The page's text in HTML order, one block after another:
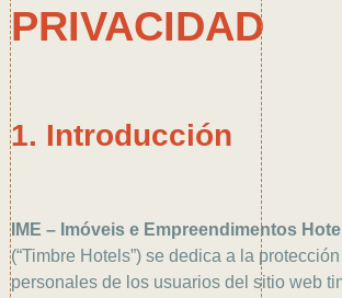
PRIVACIDAD
1. Introducción
IME – Imóveis e Empreendimentos
(“Timbre Hotels”) se dedica a la
personales de los usuarios del sitio web